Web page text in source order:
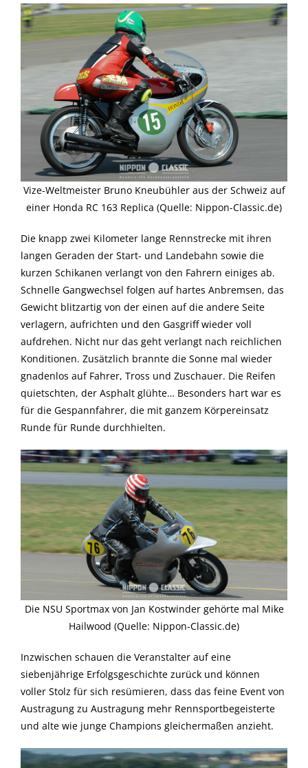
Vize-Weltmeister Bruno Kneubühler aus der Schweiz auf
einer Honda RC 163 Replica (Quelle: Nippon-Classic.de)
Die knapp zwei Kilometer lange Rennstrecke mit ihren
langen Geraden der Start- und Landebahn sowie die
kurzen Schikanen verlangt von den Fahrern einiges ab.
Schnelle Gangwechsel folgen auf hartes Anbremsen, das
Gewicht blitzartig von der einen auf die andere Seite
verlagern, aufrichten und den Gasgriff wieder voll
aufdrehen. Nicht nur das geht verlangt nach reichlichen
Konditionen. Zusätzlich brannte die Sonne mal wieder
gnadenlos auf Fahrer, Tross und Zuschauer. Die Reifen
quietschten, der Asphalt glühte… Besonders hart war es
für die Gespannfahrer, die mit ganzem Körpereinsatz
Runde für Runde durchhielten.
Die NSU Sportmax von Jan Kostwinder gehörte mal Mike
Hailwood (Quelle: Nippon-Classic.de)
Inzwischen schauen die Veranstalter auf eine
siebenjährige Erfolgsgeschichte zurück und können
voller Stolz für sich resümieren, dass das feine Event von
Austragung zu Austragung mehr Rennsportbegeisterte
und alte wie junge Champions gleichermaßen anzieht.